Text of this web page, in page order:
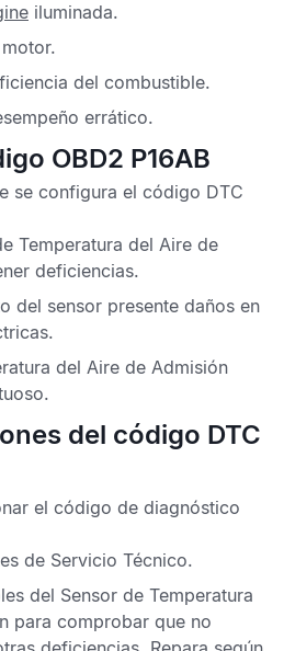
iluminada.
del combustible.
errático.
OBD2 P16AB
se configura el código DTC
Temperatura del Aire de
deficiencias.
del sensor presente daños en
del Aire de Admisión
del código DTC
el código de diagnóstico
de Servicio Técnico.
del Sensor de Temperatura
para comprobar que no